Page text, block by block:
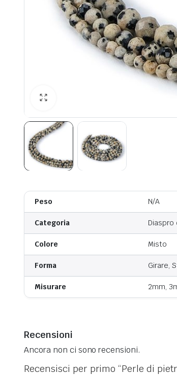
Peso N/A
Categoria Diaspro
Colore Misto
Forma Girare,
Misurare 2mm,
Recensioni
Ancora non ci sono recensioni.
Recensisci per primo “Perle di